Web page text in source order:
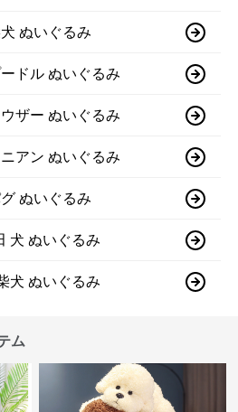
ぬいぐるみ
ードル ぬいぐるみ
ザー ぬいぐるみ
アン ぬいぐるみ
ぬいぐるみ
犬 ぬいぐるみ
犬 ぬいぐるみ
ム